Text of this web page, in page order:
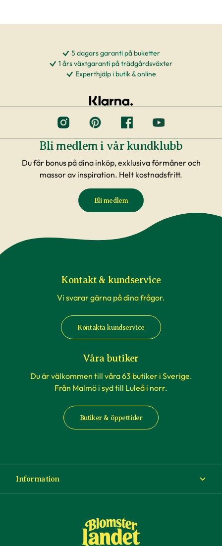
5 dagars garanti på buketter
1 års växtgaranti på trädgårdsväxter
Experthjälp i butik & online
Bli medlem i vår kundklubb
Du får bonus på dina inköp, exklusiva förmåner och
massor av inspiration. Helt kostnadsfritt.
Bli medlem
Kontakt & kundservice
Vi svarar gärna på dina frågor.
Kontakta kundservice
Våra butiker
Du är välkommen till våra 63 butiker i Sverige.
Från Malmö i syd till Luleå i norr.
Butiker & öppettider
Information
Köp- och leveransvillkor